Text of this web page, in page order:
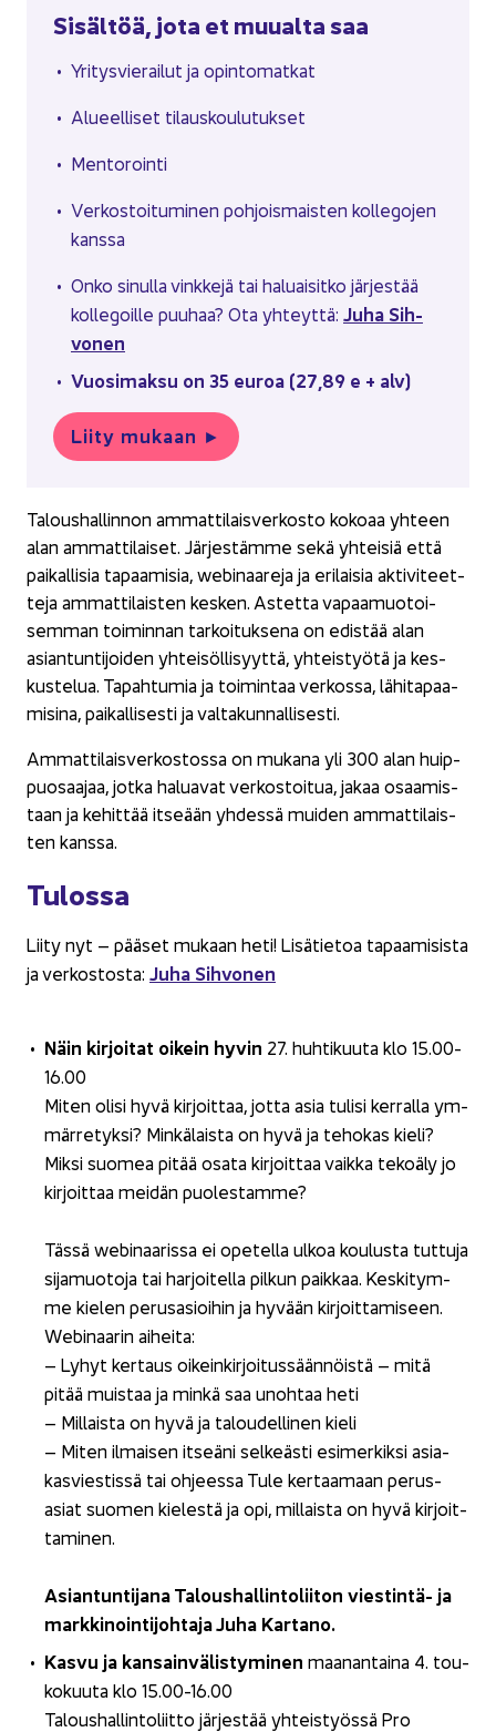
Si­säl­töä, jota et muu­al­ta saa
Yri­tys­vie­rai­lut ja opin­to­mat­kat
Alu­eel­li­set ti­laus­kou­lu­tuk­set
Men­to­roin­ti
Ver­kos­toi­tu­mi­nen poh­jois­mais­ten kol­le­go­jen
kans­sa
Onko si­nul­la vink­ke­jä tai ha­luai­sit­ko jär­jes­tää
kol­le­goil­le puu­haa? Ota yh­teyt­tä: Juha Sih­
vo­nen
Vuo­si­mak­su on 35 euroa (27,89 e + alv)
Liity mu­kaan ►
Ta­lous­hal­lin­non am­mat­ti­lais­ver­kos­to ko­ko­aa yh­teen
alan am­mat­ti­lai­set. Jär­jes­täm­me sekä yh­tei­siä että
pai­kal­li­sia ta­paa­mi­sia, webinaareja ja eri­lai­sia ak­ti­vi­teet­
te­ja am­mat­ti­lais­ten kes­ken. As­tet­ta va­paa­muo­toi­
sem­man toi­min­nan tar­koi­tuk­se­na on edis­tää alan
asian­tun­ti­joi­den yh­tei­söl­li­syyt­tä, yh­teis­työ­tä ja kes­
kus­te­lua. Ta­pah­tu­mia ja toi­min­taa ver­kos­sa, lä­hi­ta­paa­
mi­si­na, pai­kal­li­ses­ti ja val­ta­kun­nal­li­ses­ti.
Am­mat­ti­lais­ver­kos­tos­sa on mu­ka­na yli 300 alan huip­
puo­saa­jaa, jotka ha­lua­vat ver­kos­toi­tua, jakaa osaa­mis­
taan ja ke­hit­tää it­se­ään yh­des­sä mui­den am­mat­ti­lais­
ten kans­sa.
Tu­los­sa
Liity nyt – pää­set mu­kaan heti! Li­sä­tie­toa ta­paa­mi­sis­ta
ja ver­kos­tos­ta: Juha Sih­vo­nen
Näin kir­joi­tat oi­kein hyvin 27. huh­ti­kuu­ta klo 15.00-
16.00
Miten olisi hyvä kir­joit­taa, jotta asia tu­li­si ker­ral­la ym­
mär­re­tyk­si? Min­kä­lais­ta on hyvä ja te­ho­kas kieli?
Miksi suo­mea pitää osata kir­joit­taa vaik­ka te­ko­ä­ly jo
kir­joit­taa mei­dän puo­les­tam­me?
Tässä webinaarissa ei ope­tel­la ulkoa kou­lus­ta tut­tu­ja
si­ja­muo­to­ja tai har­joi­tel­la pil­kun paik­kaa. Kes­ki­tym­
me kie­len pe­rus­asioi­hin ja hy­vään kir­joit­ta­mi­seen.
Webinaarin ai­hei­ta:
– Lyhyt ker­taus oi­kein­kir­joi­tus­sään­nöis­tä – mitä
pitää muis­taa ja minkä saa unoh­taa heti
– Mil­lais­ta on hyvä ja ta­lou­del­li­nen kieli
– Miten il­mai­sen it­seä­ni sel­keäs­ti esi­mer­kik­si asia­
kas­vies­tis­sä tai oh­jees­sa Tule ker­taa­maan pe­rus­
asiat suo­men kie­les­tä ja opi, mil­lais­ta on hyvä kir­joit­
ta­mi­nen.
Asian­tun­ti­ja­na Ta­lous­hal­lin­to­lii­ton viestintä-​ ja
mark­ki­noin­ti­joh­ta­ja Juha Kar­ta­no.
Kasvu ja kan­sain­vä­lis­ty­mi­nen maa­nan­tai­na 4. tou­
ko­kuu­ta klo 15.00-16.00
Ta­lous­hal­lin­to­liit­to jär­jes­tää yh­teis­työs­sä Pro